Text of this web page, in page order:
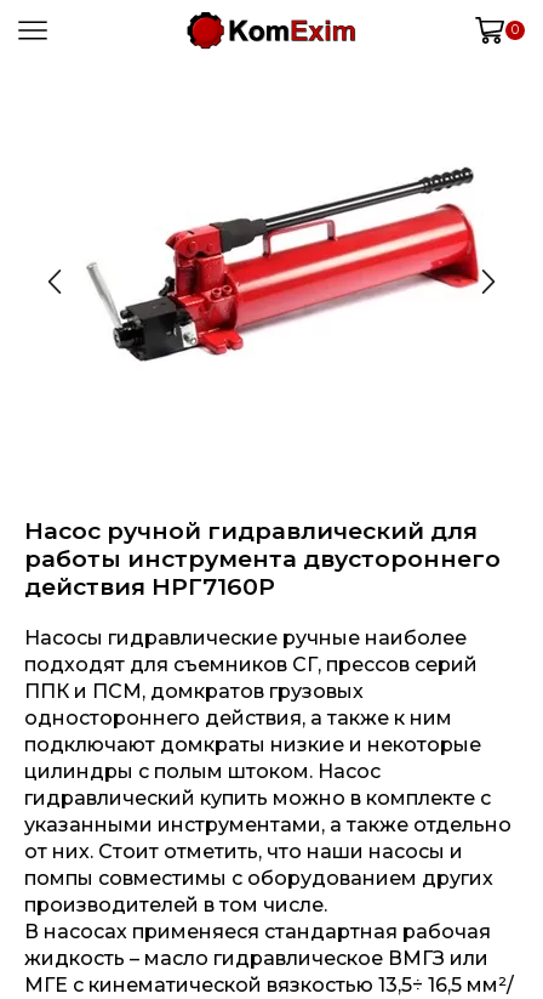
0
Насос ручной гидравлический для
работы инструмента двустороннего
действия НРГ7160Р
Насосы гидравлические ручные наиболее
подходят для съемников СГ, прессов серий
ППК и ПСМ, домкратов грузовых
одностороннего действия, а также к ним
подключают домкраты низкие и некоторые
цилиндры с полым штоком. Насос
гидравлический купить можно в комплекте с
указанными инструментами, а также отдельно
от них. Стоит отметить, что наши насосы и
помпы совместимы с оборудованием других
производителей в том числе.
В насосах применяеся стандартная рабочая
жидкость – масло гидравлическое ВМГЗ или
МГЕ с кинематической вязкостью 13,5÷ 16,5 мм²/